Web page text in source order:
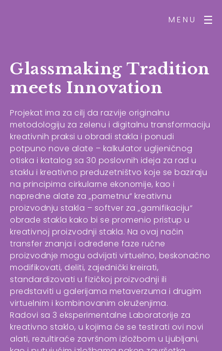
MENU
Glassmaking Tradition
meets Innovation
Projekat ima za cilj da razvije originalnu
metodologiju za zelenu i digitalnu transformaciju
kreativnih praksi u obradi stakla i ponudi
potpuno nove alate – kalkulator ugljeničnog
otiska i katalog sa 30 poslovnih ideja za rad u
staklu i kreativno preduzetništvo koje se baziraju
na principima cirkularne ekonomije, kao i
napredne alate za „pametnu“ kreativnu
proizvodnju stakla – softver za „gamifikaciju“
obrade stakla kako bi se promenio pristup u
kreativnoj proizvodnji stakla. Na ovaj način
transfer znanja i određene faze ručne
proizvodnje mogu odvijati virtuelno, beskonačno
modifikovati, deliti, zajednički kreirati,
standardizovati u fizičkoj proizvodnji ili
predstaviti u galerijama metaverzuma i drugim
virtuelnim i kombinovanim okruženjima.
Radovi sa 3 eksperimentalne Laboratorije za
kreativno staklo, u kojima će se testirati ovi novi
alati, rezultiraće završnom izložbom u Ljubljani,